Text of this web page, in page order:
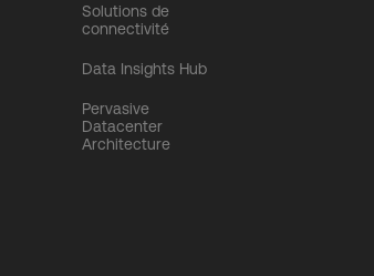
Solutions de
connectivité
Data Insights Hub
Pervasive
Datacenter
Architecture